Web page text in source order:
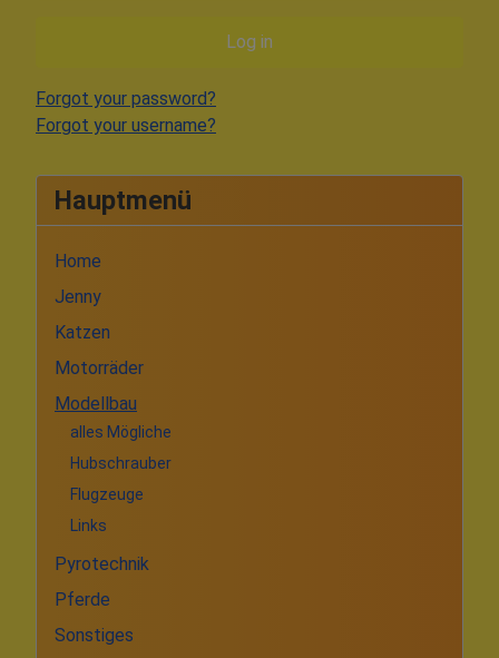
Log in
Forgot your password?
Forgot your username?
Hauptmenü
Home
Jenny
Katzen
Motorräder
Modellbau
alles Mögliche
Hubschrauber
Flugzeuge
Links
Pyrotechnik
Pferde
Sonstiges